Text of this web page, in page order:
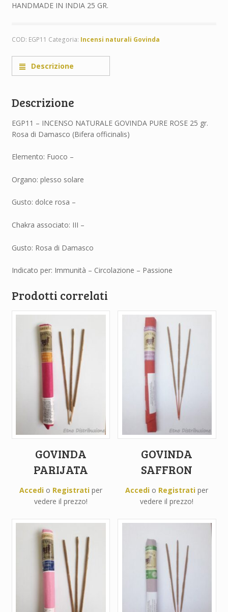
HANDMADE IN INDIA 25 GR.
COD: EGP11 Categoria: Incensi naturali Govinda
Descrizione
Descrizione
EGP11 – INCENSO NATURALE GOVINDA PURE ROSE 25 gr.
Rosa di Damasco (Bifera officinalis)
Elemento: Fuoco –
Organo: plesso solare
Gusto: dolce rosa –
Chakra associato: III –
Gusto: Rosa di Damasco
Indicato per: Immunità – Circolazione – Passione
Prodotti correlati
GOVINDA
PARIJATA
Accedio Registratiper
vedere il prezzo!
GOVINDA
SAFFRON
Accedi o Registrati per
vedere il prezzo!